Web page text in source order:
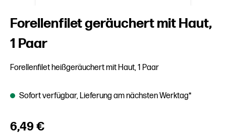
Forellenfilet geräuchert mit Haut,
1 Paar
Forellenfilet heißgeräuchert mit Haut, 1 Paar
Sofort verfügbar, Lieferung am nächsten Werktag*
Regulärer Preis:
6,49 €